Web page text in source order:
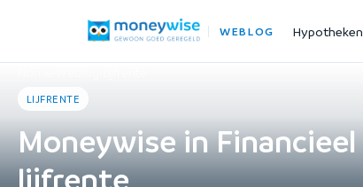
WEBLOG Hypotheken
LIJFRENTE
Moneywise in
lijfrente